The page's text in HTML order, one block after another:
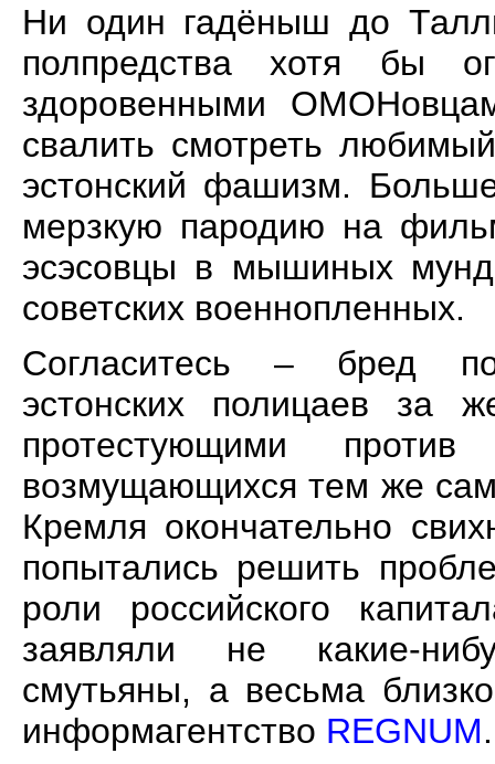
Ни один гадёныш до
полпредства хотя бы
здоровенными
свалить смотреть
эстонский фашизм.
мерзкую пародию на
эсэсовцы в мышиных
советских военнопленных.
Согласитесь – бред
эстонских полицаев за
протестующими
возмущающихся тем же
Кремля окончательно
попытались решить
роли российского
заявляли не какие-
смутьяны, а весьма
информагентство REGNUM.